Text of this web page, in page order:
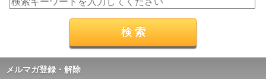
メルマガ登録・解除